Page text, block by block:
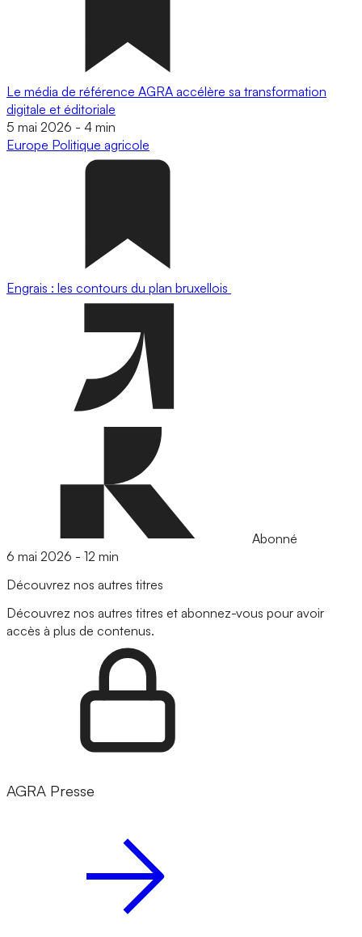
Le média de référence AGRA accélère sa transformation
digitale et éditoriale
5 mai 2026 - 4 min
Europe Politique agricole
Engrais : les contours du plan bruxellois
Abonné
6 mai 2026 - 12 min
Découvrez nos autres titres
Découvrez nos autres titres et abonnez-vous pour avoir
accès à plus de contenus.
AGRA Presse